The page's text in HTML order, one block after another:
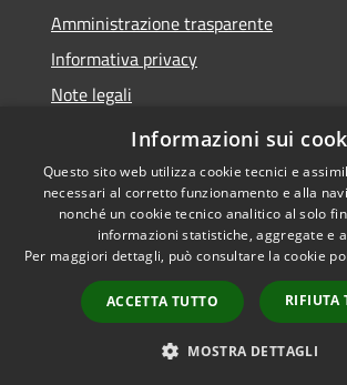
Amministrazione trasparente
Informativa privacy
Note legali
Dichiarazione di accessibilità
Accessibilità
Copyright
Informazioni sui
Questo sito web utilizza cookie tecnici e
necessari al corretto funzionamento e alla
nonché un cookie tecnico analitico al solo
informazioni statistiche, aggregate e
Per maggiori dettagli, può consultare la cookie
ACCETTA TUTTO RIFIUTA
MOSTRA DETTAGLI